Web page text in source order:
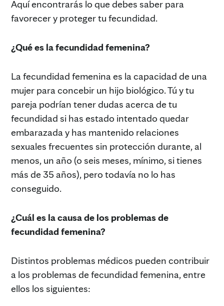
Aquí encontrarás lo que debes saber para
favorecer y proteger tu fecundidad.
¿Qué es la fecundidad femenina?
La fecundidad femenina es la capacidad de una
mujer para concebir un hijo biológico. Tú y tu
pareja podrían tener dudas acerca de tu
fecundidad si has estado intentado quedar
embarazada y has mantenido relaciones
sexuales frecuentes sin protección durante, al
menos, un año (o seis meses, mínimo, si tienes
más de 35 años), pero todavía no lo has
conseguido.
¿Cuál es la causa de los problemas de
fecundidad femenina?
Distintos problemas médicos pueden contribuir
a los problemas de fecundidad femenina, entre
ellos los siguientes: